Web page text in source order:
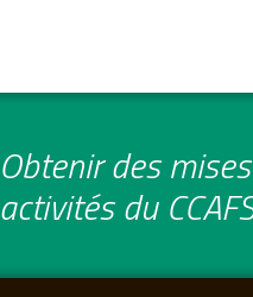
Obtenir des
activités du